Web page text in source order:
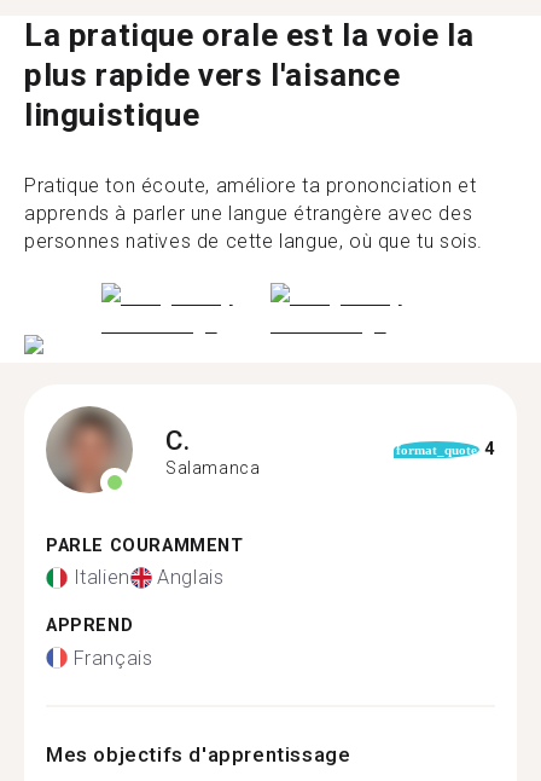
La pratique orale est la voie la
plus rapide vers l'aisance
linguistique
Pratique ton écoute, améliore ta prononciation et
apprends à parler une langue étrangère avec des
personnes natives de cette langue, où que tu sois.
C.
Salamanca
format_quote 4
PARLE COURAMMENT
Italien Anglais
APPREND
Français
Mes objectifs d'apprentissage